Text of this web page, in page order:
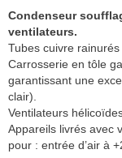
Condenseur
ventilateurs.
Tubes cuivre rainurés
Carrosserie en tôle
garantissant une
clair).
Ventilateurs
Appareils livrés avec
pour : entrée d’air à